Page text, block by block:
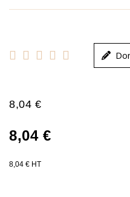
    
8,04 €
8,04 €
8,04 € HT